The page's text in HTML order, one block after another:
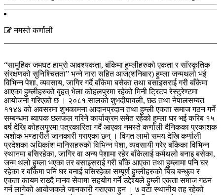
नमस्ते कर्णाली
“सामुहिक जमघट हाम्रो आवश्यकता, बाँकेमा हुम्लीहरुको एकता र साँस्कृतिक
संरक्षणको सुनिश्चितता” भन्ने नारा सहित आज(शनिबार) हुम्ला जन्मथलो भई
विभिन्न पेशा, व्यवसाय, जागिर गर्दै बाँकेमा बसेका तथा बसाइसराई गरी बाँकेमा
आएका हुम्लीहरुको बृहत् भेला कोहलपुरमा रहेको मिनी ट्रिटप रेस्टुरेण्टमा
आयोजना गरिएको छ । २०८१ सालको शुभदीपावली, छठ तथा नेपालसम्बत
११४४ को अवसरमा शुभकामना आदानप्रदान तथा हुम्ली एकता समाज गठन गर्ने
सम्बन्धमा ब्यापक छलफल गरिने कार्याक्रम समेत रहेको हुम्ला घर भई करिब १५
वर्ष देखि कोहलपुरमा पत्रकारिता गर्दै आएका नमस्ते कर्णाली दैनिकका प्रकाशक
अशोक भण्डारीले जानकारी गराएका छन् । विगत लामो समय देखि कर्णाली
प्रदेशका अधिकांश मानिसहरुको विभिन्न पेशा, व्यवसायी गरेर बाँकेका विभिन्न
स्थानमा बसिरहेका, जागिर वा अन्य पेशामा रहेर बाँकेलाई कर्मथलो बनाइ बसेका,
जन्म थलो हुम्ला भएका तर बसाइसराई गरी बाँके आएका तथा हुम्लामा पनि घर
रहेका र बाँकेमा पनि घर बनाई बसिरहेका सम्पूर्ण हुम्लीहरुको बिच बन्धुत्व र
एकता कायम राख्दै मानव सेवामा सहयोग गर्ने उद्देश्यले हुम्ली एकता समाज गठन
गर्न लागेको आयोजकले जानकारी गराएका हुन । ७ वटा स्थानीय तह रहेको